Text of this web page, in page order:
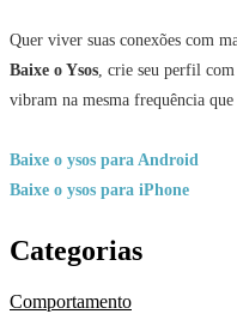
Quer viver suas conexões com
Baixe o Ysos , crie seu perfil
vibram na mesma frequência que
Baixe o ysos para Android
Baixe o ysos para iPhone
Categorias
Comportamento